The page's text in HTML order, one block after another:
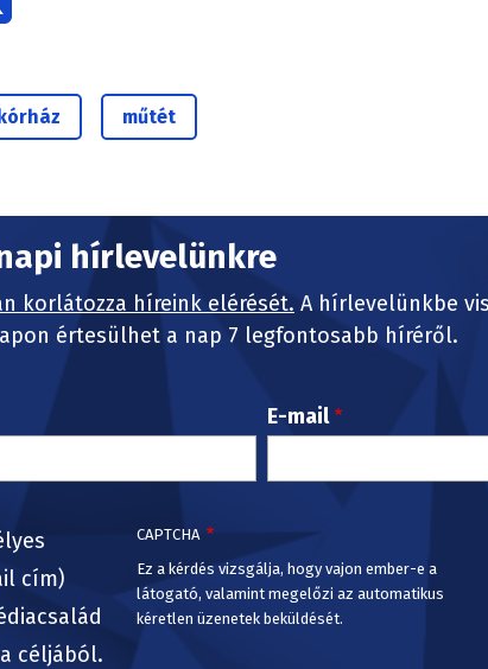
műtét
hírlevelünkre
korlátozza híreink elérését. A hírlevelünkbe
értesülhet a nap 7 legfontosabb híréről.
E-mail
cím)
céljából.
CAPTCHA
Ez a kérdés vizsgálja, hogy vajon ember-e a
látogató, valamint megelőzi az automatikus
kéretlen üzenetek beküldését.